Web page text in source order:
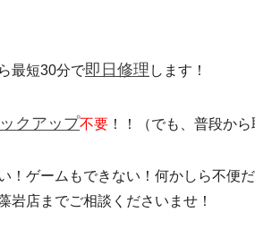
最短30分で即日修理 します！
クアップ不要 ！！（でも、普段か
！ゲームもできない！何かしら不便
岩店までご相談くださいませ！